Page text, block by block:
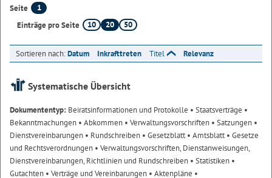
Seite
1
Einträge pro Seite
10 20 50
Sortieren nach:Datum Inkrafttreten Titel Relevanz
Systematische Übersicht
Dokumententyp: Beiratsinformationen und Protokolle • Staatsverträge •
Bekanntmachungen • Abkommen • Verwaltungsvorschriften • Satzungen •
Dienstvereinbarungen • Rundschreiben • Gesetzblatt• Amtsblatt• Gesetze
und Rechtsverordnungen • Verwaltungsvorschriften, Dienstanweisungen,
Dienstvereinbarungen, Richtlinien und Rundschreiben • Statistiken •
Gutachten • Verträge und Vereinbarungen • Aktenpläne •